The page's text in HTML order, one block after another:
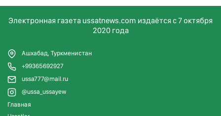
Электронная газета ussatnews.com издаётся с 7 октября
2020 года
Ашхабад, Туркменистан
+99365692927
ussa777@mail.ru
@ussa_ussayew
Главная